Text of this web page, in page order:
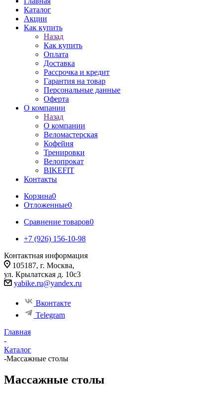
Каталог
Акции
Как купить
Назад
Как купить
Оплата
Доставка
Рассрочка и кредит
Гарантия на товар
Персональные данные
Оферта
О компании
Назад
О компании
Веломастерская
Кофейня
Тренировки
Велопрокат
BIKEFIT
Контакты
Корзина0
Отложенные0
Сравнение товаров0
+7 (926) 156-10-98
Контактная информация
105187, г. Москва,
ул. Крылатская д. 10с3
yabike.ru@yandex.ru
Вконтакте
Telegram
Главная
-
Каталог
-Массажные столы
Массажные столы